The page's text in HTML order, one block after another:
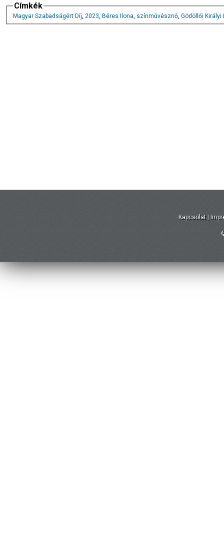
Címkék
Magyar Szabadságért Díj, 2023, Béres Ilona, színművésznő, Gödöllői Királyi
Kapcsolat |